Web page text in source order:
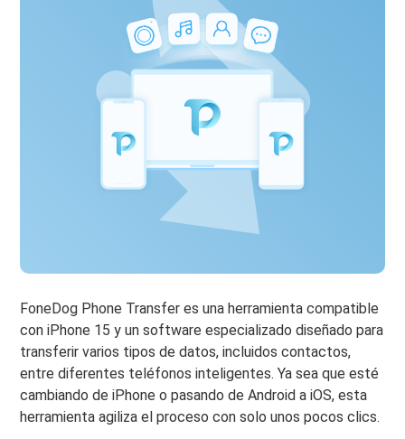
FoneDog Phone Transfer es una herramienta compatible
con iPhone 15 y un software especializado diseñado para
transferir varios tipos de datos, incluidos contactos,
entre diferentes teléfonos inteligentes. Ya sea que esté
cambiando de iPhone o pasando de Android a iOS, esta
herramienta agiliza el proceso con solo unos pocos clics.